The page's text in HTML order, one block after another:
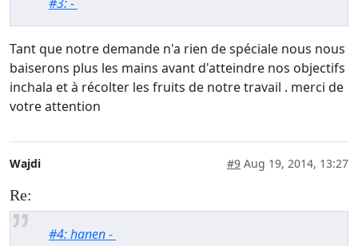
Tant que notre demande n'a rien de spéciale nous nous
baiserons plus les mains avant d'atteindre nos objectifs
inchala et à récolter les fruits de notre travail . merci de
votre attention
Wajdi #9 Aug 19, 2014, 13:27
Re:
#4: hanen -